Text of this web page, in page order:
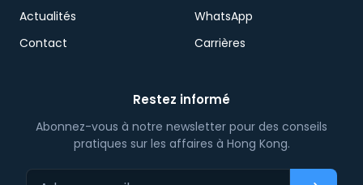
Actualités
Contact
WhatsApp
Carrières
Restez informé
Abonnez-vous à notre newsletter pour des conseils
pratiques sur les affaires à Hong Kong.